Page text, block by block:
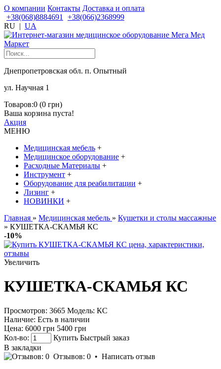
О компании Контакты Доставка и оплата
+38(068)8884691
+38(066)2368999
RU | UA
Днепропетровская обл. п. Опытный
ул. Научная 1
Товаров:0 (0 грн)
Ваша корзина пуста!
Акция
МЕНЮ
Медицинская мебель +
Медицинское оборудование +
Расходные Материалы +
Инструмент +
Оборудование для реабилитации +
Лизинг +
НОВИНКИ +
Главная » Медицинская мебель » Кушетки и столы массажные
» КУШЕТКА-СКАМЬЯ КС
-10%
Увеличить
КУШЕТКА-СКАМЬЯ КС
Просмотров: 3665 Модель: КС
Наличие: Есть в наличии
Цена: 6000 грн 5400 грн
Кол-во:
Купить Быстрый заказ
В закладки
Отзывов: 0 • Написать отзыв